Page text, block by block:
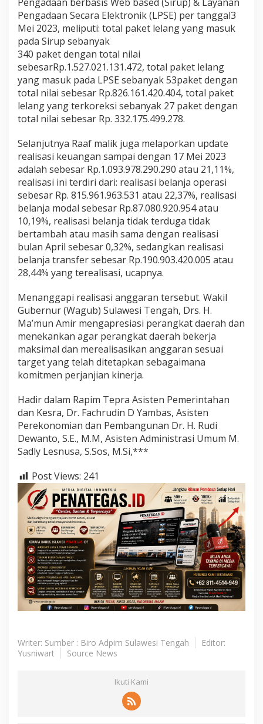
Pengadaan Secara Elektronik (LPSE) per tanggal3
Mei 2023, meliputi: total paket lelang yang masuk
pada Sirup sebanyak
340 paket dengan total nilai
sebesarRp.1.527.021.131.472, total paket lelang
yang masuk pada LPSE sebanyak 53paket dengan
total nilai sebesar Rp.826.161.420.404, total paket
lelang yang terkoreksi sebanyak 27 paket dengan
total nilai sebesar Rp. 332.175.499.278.
Selanjutnya Raaf malik juga melaporkan update
realisasi keuangan sampai dengan 17 Mei 2023
adalah sebesar Rp.1.093.978.290.290 atau 21,11%,
realisasi ini terdiri dari: realisasi belanja operasi
sebesar Rp. 815.961.963.531 atau 22,37%, realisasi
belanja modal sebesar Rp.87.080.920.954 atau
10,19%, realisasi belanja tidak terduga tidak
bertambah atau masih sama dengan realisasi
bulan April sebesar 0,32%, sedangkan realisasi
belanja transfer sebesar Rp.190.903.420.005 atau
28,44% yang terealisasi, ucapnya.
Menanggapi realisasi anggaran tersebut. Wakil
Gubernur (Wagub) Sulawesi Tengah, Drs. H.
Ma’mun Amir mengapresiasi perangkat daerah dan
menekankan agar perangkat daerah bekerja
maksimal dan merealisasikan anggaran sesuai
target yang telah ditetapkan sebagaimana
komitmen perjanjian kinerja.
Hadir dalam Rapim Tepra Asisten Pemerintahan
dan Kesra, Dr. Fachrudin D Yambas, Asisten
Perekonomian dan Pembangunan Dr. H. Rudi
Dewanto, S.E., M.M, Asisten Administrasi Umum M.
Sadly Lesnusa, S.Sos, M.Si,***
Post Views: 241
Writer: Sumber : Biro Adpim Sulawesi Tengah
Editor:
Yusniwart
Source News
Ikuti Kami